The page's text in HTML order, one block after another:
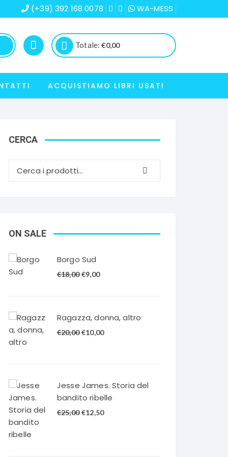
(+39) 392 168 0078 WA-MESS
Totale:€0,00
ACQUISTIAMO LIBRI USATI
CERCA
ON SALE
Borgo Sud
€18,00 Il
€18,00.
€9,00Il
€9,00.
Ragazza, donna, altro
€20,00 Il
€20,00.
€10,00Il
€10,00.
Jesse James. Storia del
bandito ribelle
€25,00 Il
€12,50Il